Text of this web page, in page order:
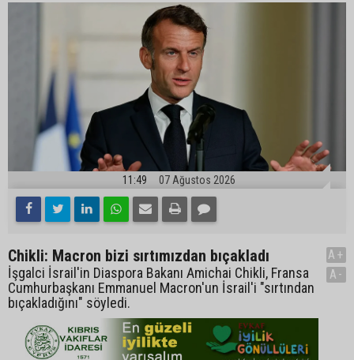
11:49 07 Ağustos 2026
Chikli: Macron bizi sırtımızdan bıçakladı
İşgalci İsrail'in Diaspora Bakanı Amichai Chikli, Fransa
Cumhurbaşkanı Emmanuel Macron'un İsrail'i "sırtından
bıçakladığını" söyledi.
A+
A-